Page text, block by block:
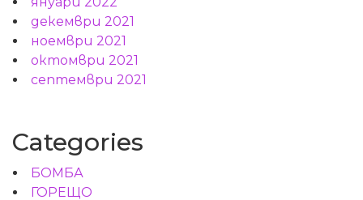
декември 2021
ноември 2021
октомври 2021
септември 2021
Categories
БОМБА
ГОРЕЩО